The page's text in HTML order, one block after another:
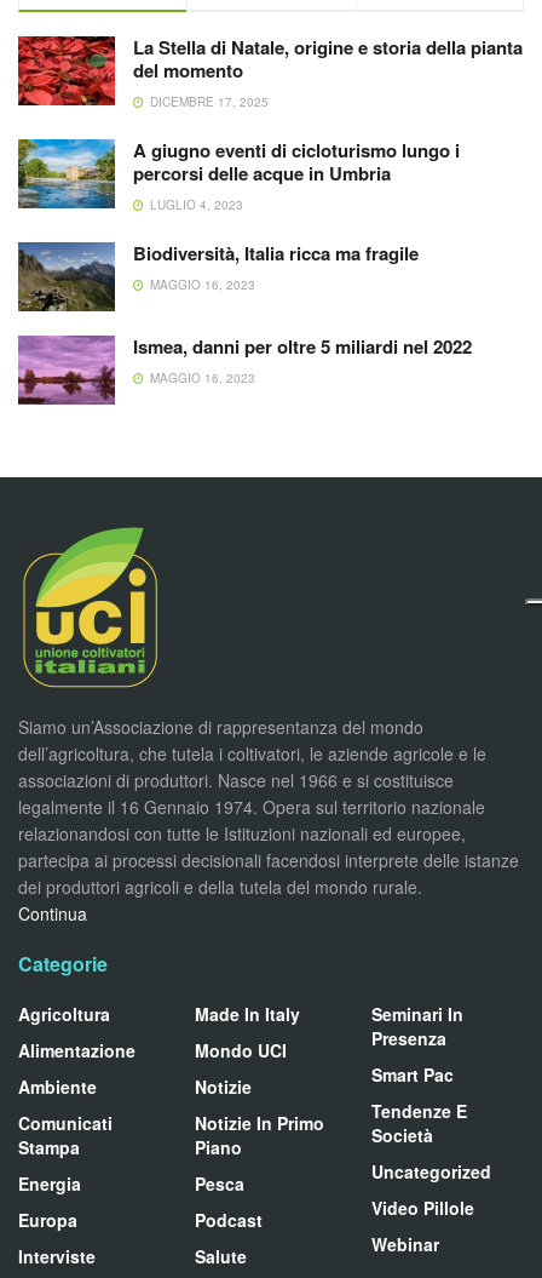
La Stella di Natale, origine e storia della pianta
del momento
DICEMBRE 17, 2025
A giugno eventi di cicloturismo lungo i
percorsi delle acque in Umbria
LUGLIO 4, 2023
Biodiversità, Italia ricca ma fragile
MAGGIO 16, 2023
Ismea, danni per oltre 5 miliardi nel 2022
MAGGIO 16, 2023
Siamo un’Associazione di rappresentanza del mondo
dell’agricoltura, che tutela i coltivatori, le aziende agricole e le
associazioni di produttori. Nasce nel 1966 e si costituisce
legalmente il 16 Gennaio 1974. Opera sul territorio nazionale
relazionandosi con tutte le Istituzioni nazionali ed europee,
partecipa ai processi decisionali facendosi interprete delle istanze
dei produttori agricoli e della tutela del mondo rurale.
Continua
Categorie
Agricoltura
Alimentazione
Ambiente
Comunicati
Stampa
Energia
Europa
Interviste
Made In Italy
Mondo UCI
Notizie
Notizie In Primo
Piano
Pesca
Podcast
Salute
Seminari In
Presenza
Smart Pac
Tendenze E
Società
Uncategorized
Video Pillole
Webinar